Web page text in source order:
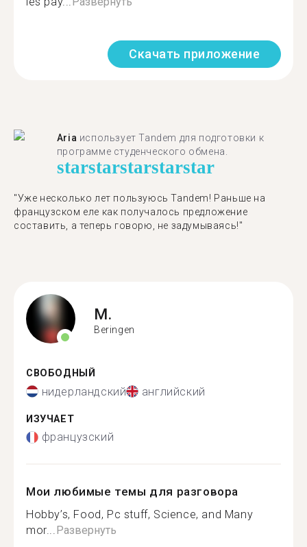
Скачать приложение
Aria использует Tandem для подготовки к
программе студенческого обмена.
starstarstarstarstar
"​​Уже несколько лет пользуюсь Tandem! Раньше на
французском еле как получалось предложение
составить, а теперь говорю, не задумываясь!"
M.
Beringen
СВОБОДНЫЙ
нидерландский английский
ИЗУЧАЕТ
французский
Мои любимые темы для разговора
Hobby’s, Food, Pc stuff, Science, and Many
mor...Развернуть